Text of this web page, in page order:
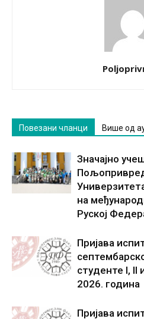
Повезани чланци Више од
Значајно
на
Руској
Пријава
студенте I, II
2026. година
Пријава